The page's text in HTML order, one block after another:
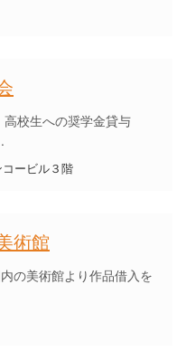
校生への奨学金貸与
ービル３階
術館
の美術館より作品借入を